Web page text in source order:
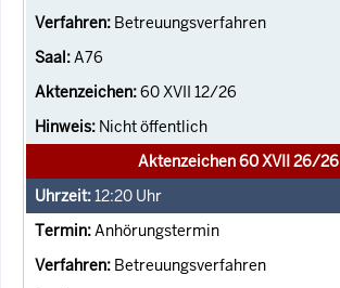
Betreuungsverfahren
A76
60 XVII 12/26
Nicht öffentlich
Aktenzeichen 60 XVII 26/26
12:20 Uhr
Anhörungstermin
Betreuungsverfahren